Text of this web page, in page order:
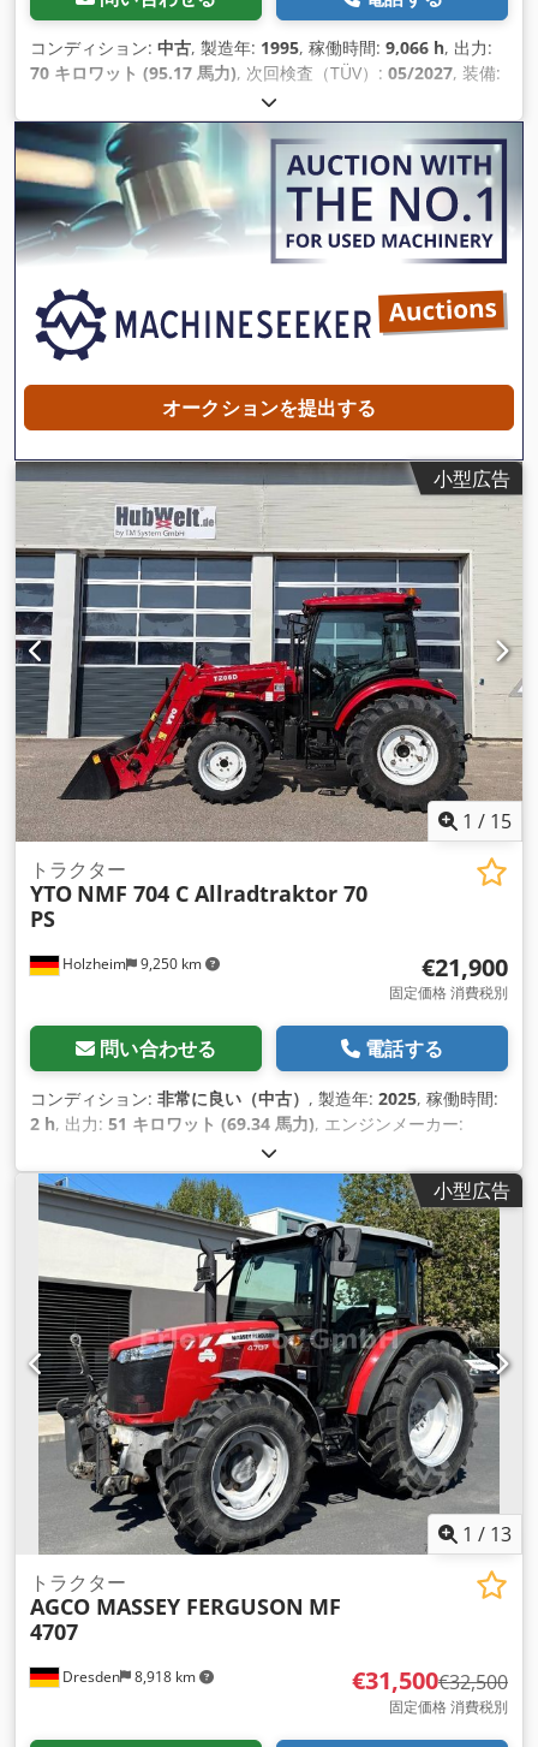
コンディション: 中古, 製造年: 1995, 稼働時間: 9,066 h, 出力:
70 キロワット (95.17 馬力), 次回検査（TÜV）: 05/2027, 装備:
ABS（アンチロック・ブレーキ・システム）, エアコン, キャビ
ン, パーキングヒーター, 全輪駆動,
オークションを提出する
小型広告
1 / 15
Holzheim 9,250 km
トラクター
YTO NMF 704 C Allradtraktor 70
PS
€21,900
固定価格 消費税別
問い合わせる 電話する
コンディション: 非常に良い（中古） , 製造年: 2025, 稼働時間:
2 h, 出力: 51 キロワット (69.34 馬力), エンジンメーカー:
, フロントタイヤサイズ:
ズ:420/85 R24, 装備:エアコン,
小型広告
1 / 13
Dresden 8,918 km
トラクター
AGCO MASSEY FERGUSON MF
4707
€31,500€32,500
固定価格 消費税別